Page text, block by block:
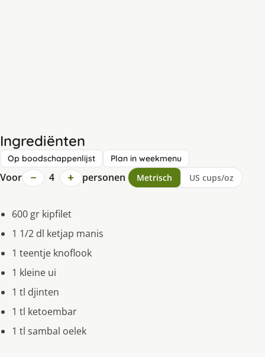
Ingrediënten
Op boodschappenlijst Plan in weekmenu
Voor − 4 + personen Metrisch US cups/oz
600 gr kipfilet
1 1/2 dl ketjap manis
1 teentje knoflook
1 kleine ui
1 tl djinten
1 tl ketoembar
1 tl sambal oelek